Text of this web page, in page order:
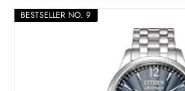
BESTSELLER NO. 9